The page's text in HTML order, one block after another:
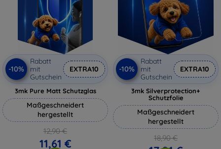
-10%
Rabatt
mit
Gutschein
EXTRA10
3mk Pure Matt Schutzglas
Maßgeschneidert
hergestellt
12,90 €
11,61 €
-10%
Rabatt
mit
Gutschein
EXTRA10
3mk Silverprotection+
Schutzfolie
Maßgeschneidert
hergestellt
18,90 €